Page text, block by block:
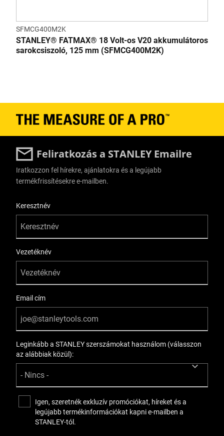
SFMCG400M2K
STANLEY® FATMAX® 18 Volt-os V20 akkumulátoros
sarokcsiszoló, 125 mm (SFMCG400M2K)
Feliratkozás a STANLEY Emailre
Iratkozzon fel hírekre, ajánlatokra és a legújabb
termékfrissítésekre e-mailben.
Keresztnév
Vezetéknév
Email cím
Leginkább a STANLEY szerszámokat használom (válasszon
az alábbiak közül):
Igen, szeretnék exkluzív promóciókat, híreket és a
legújabb termékinformációkat kapni e-mailben a
STANLEY-tól.